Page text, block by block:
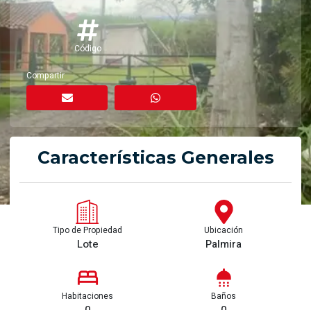
Código
Compartir
Características Generales
Tipo de Propiedad
Lote
Ubicación
Palmira
Habitaciones Baños